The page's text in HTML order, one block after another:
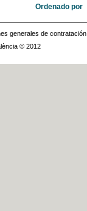
Ordenado por
generales de contratación
© 2012